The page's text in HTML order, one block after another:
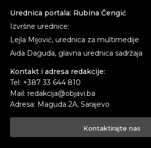
Urednica portala: Rubina Čengić
Izvršne urednice:
Lejla Mijović, urednica za multimedije
Aida Daguda, glavna urednica sadržaja
Kontakt i adresa redakcije:
Tel: +387 33 644 810
Mail: redakcija@objavi.ba
Adresa: Maguda 2A, Sarajevo
Kontaktirajte nas